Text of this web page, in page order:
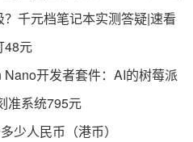
千元档笔记本实测答疑|速看
48元
开发者套件：AI的树莓派
准系统795元
少人民币（港币）